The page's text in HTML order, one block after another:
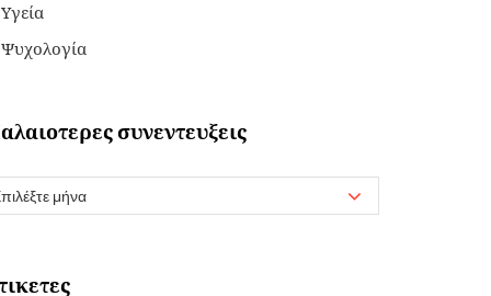
Υγεία
Ψυχολογία
συνεντευξεις